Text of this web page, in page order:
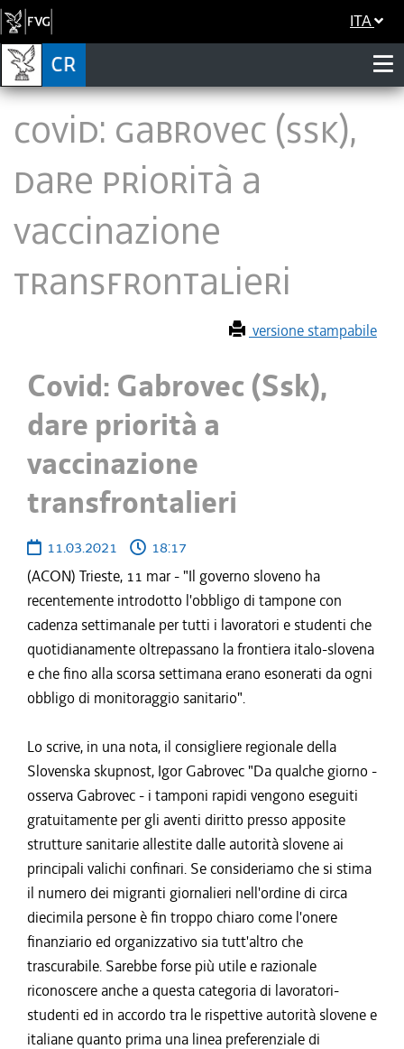
ITA
Covid: Gabrovec (Ssk),
dare priorità a
vaccinazione
transfrontalieri
versione stampabile
Covid: Gabrovec (Ssk),
dare priorità a
vaccinazione
transfrontalieri
11.03.2021
18:17
(ACON) Trieste, 11 mar - "Il governo sloveno ha
recentemente introdotto l'obbligo di tampone con
cadenza settimanale per tutti i lavoratori e studenti che
quotidianamente oltrepassano la frontiera italo-slovena
e che fino alla scorsa settimana erano esonerati da ogni
obbligo di monitoraggio sanitario".
Lo scrive, in una nota, il consigliere regionale della
Slovenska skupnost, Igor Gabrovec "Da qualche giorno -
osserva Gabrovec - i tamponi rapidi vengono eseguiti
gratuitamente per gli aventi diritto presso apposite
strutture sanitarie allestite dalle autorità slovene ai
principali valichi confinari. Se consideriamo che si stima
il numero dei migranti giornalieri nell'ordine di circa
diecimila persone è fin troppo chiaro come l'onere
finanziario ed organizzativo sia tutt'altro che
trascurabile. Sarebbe forse più utile e razionale
riconoscere anche a questa categoria di lavoratori-
studenti ed in accordo tra le rispettive autorità slovene e
italiane quanto prima una linea preferenziale di